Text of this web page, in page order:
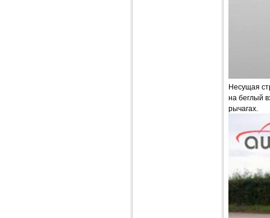
Несущая
на беглый
рычагах.